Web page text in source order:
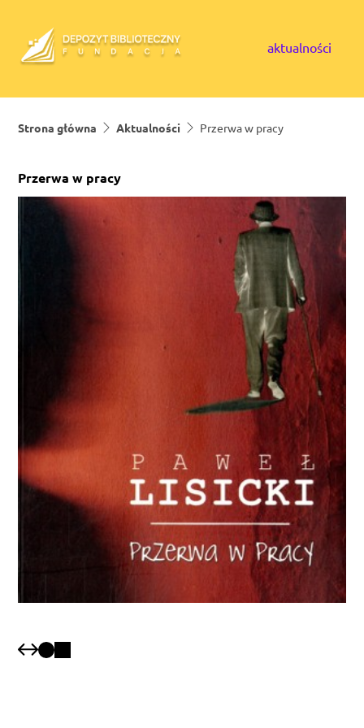
aktualności
Strona główna Aktualności Przerwa w pracy
Przerwa w pracy